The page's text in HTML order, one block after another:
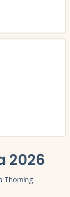
2026
Thorning